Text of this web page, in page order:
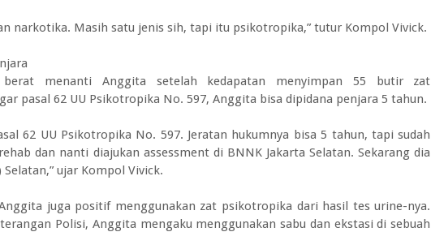
narkotika. Masih satu jenis sih, tapi itu psikotropika,” tutur Kompol Vivick.
berat menanti Anggita setelah kedapatan menyimpan 55 butir zat
pasal 62 UU Psikotropika No. 597, Anggita bisa dipidana penjara 5 tahun.
62 UU Psikotropika No. 597. Jeratan hukumnya bisa 5 tahun, tapi sudah
dan nanti diajukan assessment di BNNK Jakarta Selatan. Sekarang dia
ujar Kompol Vivick.
juga positif menggunakan zat psikotropika dari hasil tes urine-nya.
Polisi, Anggita mengaku menggunakan sabu dan ekstasi di sebuah